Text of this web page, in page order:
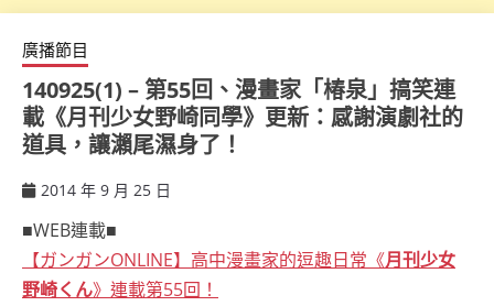
廣播節目
140925(1) – 第55回、漫畫家「椿泉」搞笑連
載《月刊少女野崎同學》更新：感謝演劇社的
道具，讓瀨尾濕身了！
2014 年 9 月 25 日
■WEB連載■
【ガンガンONLINE】高中漫畫家的逗趣日常《月刊少女
野崎くん》連載第55回！